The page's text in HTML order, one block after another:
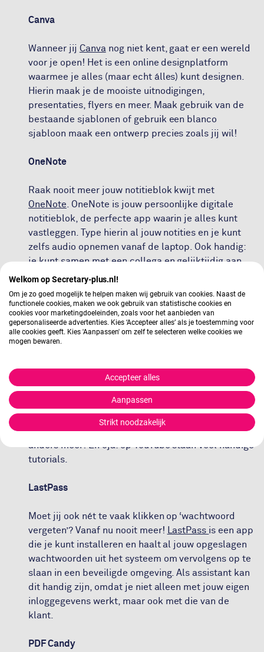
Canva
Wanneer jij Canva nog niet kent, gaat er een wereld
voor je open! Het is een online designplatform
waarmee je alles (maar echt álles) kunt designen.
Hierin maak je de mooiste uitnodigingen,
presentaties, flyers en meer. Maak gebruik van de
bestaande sjablonen of gebruik een blanco
sjabloon maak een ontwerp precies zoals jij wil!
OneNote
Raak nooit meer jouw notitieblok kwijt met
OneNote . OneNote is jouw persoonlijke digitale
notitieblok, de perfecte app waarin je alles kunt
vastleggen. Type hierin al jouw notities en je kunt
zelfs audio opnemen vanaf de laptop. Ook handig:
je kunt samen met een collega en gelijktijdig aan
één verslaglegging werken.
Notion
Organiseer jouw (werk)leven metNotion. Deze app
is alles in één en je kunt jouw eigen ‘database’
taken en notities. De opties zijn eindeloos! Je zit
niet vast aan een standaard structuur, maar regelt
alles zo in zoals jij het overzichtelijk vindt. Het
begin kan even lastig zijn, omdat je jouw eigen
omgeving maakt, maar eenmaal zo ver, wil je niet
anders meer! En oja: op YouTube staan veel handige
tutorials.
LastPass
Moet jij ook nét te vaak klikken op ‘wachtwoord
vergeten’? Vanaf nu nooit meer!
LastPass is een app
die je kunt installeren en haalt al jouw opgeslagen
wachtwoorden uit het systeem om vervolgens op te
slaan in een beveiligde omgeving. Als assistant kan
dit handig zijn, omdat je niet alleen met jouw eigen
inloggegevens werkt, maar ook met die van de
klant.
PDF Candy
Welkom op Secretary-plus.nl!
Om je zo goed mogelijk te helpen maken wij gebruik van cookies. Naast de
functionele cookies, maken we ook gebruik van statistische cookies en
cookies voor marketingdoeleinden, zoals voor het aanbieden van
gepersonaliseerde advertenties. Kies ‘Accepteer alles’ als je toestemming voor
alle cookies geeft. Kies 'Aanpassen' om zelf te selecteren welke cookies we
mogen bewaren.
Accepteer alles
Aanpassen
Strikt noodzakelijk